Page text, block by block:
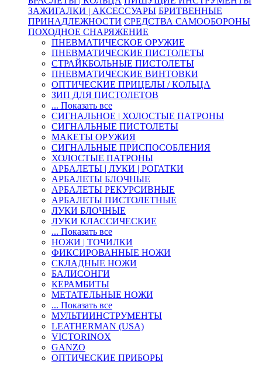
ЗАЖИГАЛКИ | АКСЕССУАРЫ БРИТВЕННЫЕ
ПРИНАДЛЕЖНОСТИ СРЕДСТВА САМООБОРОНЫ
ПОХОДНОЕ СНАРЯЖЕНИЕ
ПНЕВМАТИЧЕСКОЕ ОРУЖИЕ
ПНЕВМАТИЧЕСКИЕ ПИСТОЛЕТЫ
СТРАЙКБОЛЬНЫЕ ПИСТОЛЕТЫ
ПНЕВМАТИЧЕСКИЕ ВИНТОВКИ
ОПТИЧЕСКИЕ ПРИЦЕЛЫ / КОЛЬЦА
ЗИП ДЛЯ ПИСТОЛЕТОВ
... Показать все
СИГНАЛЬНОЕ | ХОЛОСТЫЕ ПАТРОНЫ
СИГНАЛЬНЫЕ ПИСТОЛЕТЫ
МАКЕТЫ ОРУЖИЯ
СИГНАЛЬНЫЕ ПРИСПОСОБЛЕНИЯ
ХОЛОСТЫЕ ПАТРОНЫ
АРБАЛЕТЫ | ЛУКИ | РОГАТКИ
АРБАЛЕТЫ БЛОЧНЫЕ
АРБАЛЕТЫ РЕКУРСИВНЫЕ
АРБАЛЕТЫ ПИСТОЛЕТНЫЕ
ЛУКИ БЛОЧНЫЕ
ЛУКИ КЛАССИЧЕСКИЕ
... Показать все
НОЖИ | ТОЧИЛКИ
ФИКСИРОВАННЫЕ НОЖИ
СКЛАДНЫЕ НОЖИ
БАЛИСОНГИ
КЕРАМБИТЫ
МЕТАТЕЛЬНЫЕ НОЖИ
... Показать все
МУЛЬТИИНСТРУМЕНТЫ
LEATHERMAN (USA)
VICTORINOX
GANZO
ОПТИЧЕСКИЕ ПРИБОРЫ